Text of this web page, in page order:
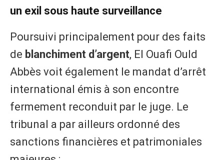
un exil sous haute surveillance
Poursuivi principalement pour des faits
de blanchiment d’argent, El Ouafi Ould
Abbès voit également le mandat d’arrêt
international émis à son encontre
fermement reconduit par le juge. Le
tribunal a par ailleurs ordonné des
sanctions financières et patrimoniales